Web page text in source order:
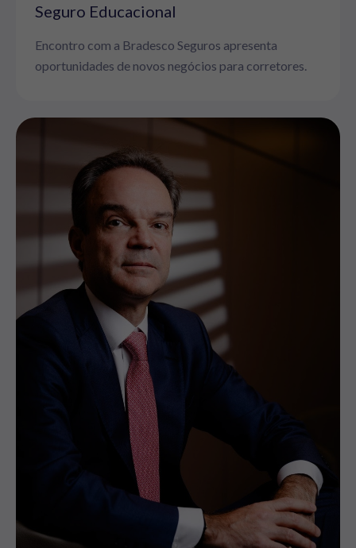
Seguro Educacional
Encontro com a Bradesco Seguros apresenta
oportunidades de novos negócios para corretores.